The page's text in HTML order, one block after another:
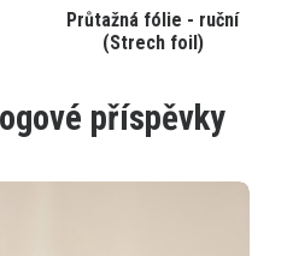
VYBRAT VARIANTU
Tento
produkt
variant.
Varianty
Průtažná fólie - ruční
(Strech foil)
příspěvky